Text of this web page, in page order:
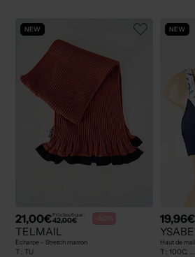
NEW
21,00€Prix boutique :
42,00€ -50%
TELMAIL
Echarpe - Stretch marron
T : TU
NEW
19,96€
Haut de
T : 100C,